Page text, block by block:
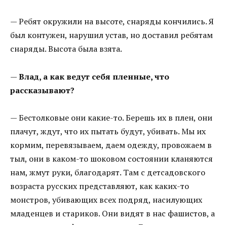
— Ребят окружили на высоте, снаряды кончились. Я
был контужен, нарушил устав, но доставил ребятам
снаряды. Высота была взята.
—Влад, а как ведут себя пленные, что
рассказывают?
— Бестолковые они какие-то. Берешь их в плен, они
плачут, ждут, что их пытать будут, убивать. Мы их
кормим, перевязываем, даем одежду, провожаем в
тыл, они в каком-то шоковом состоянии кланяются
нам, жмут руки, благодарят. Там с детсадовского
возраста русских представляют, как каких-то
монстров, убивающих всех подряд, насилующих
младенцев и стариков. Они видят в нас фашистов, а